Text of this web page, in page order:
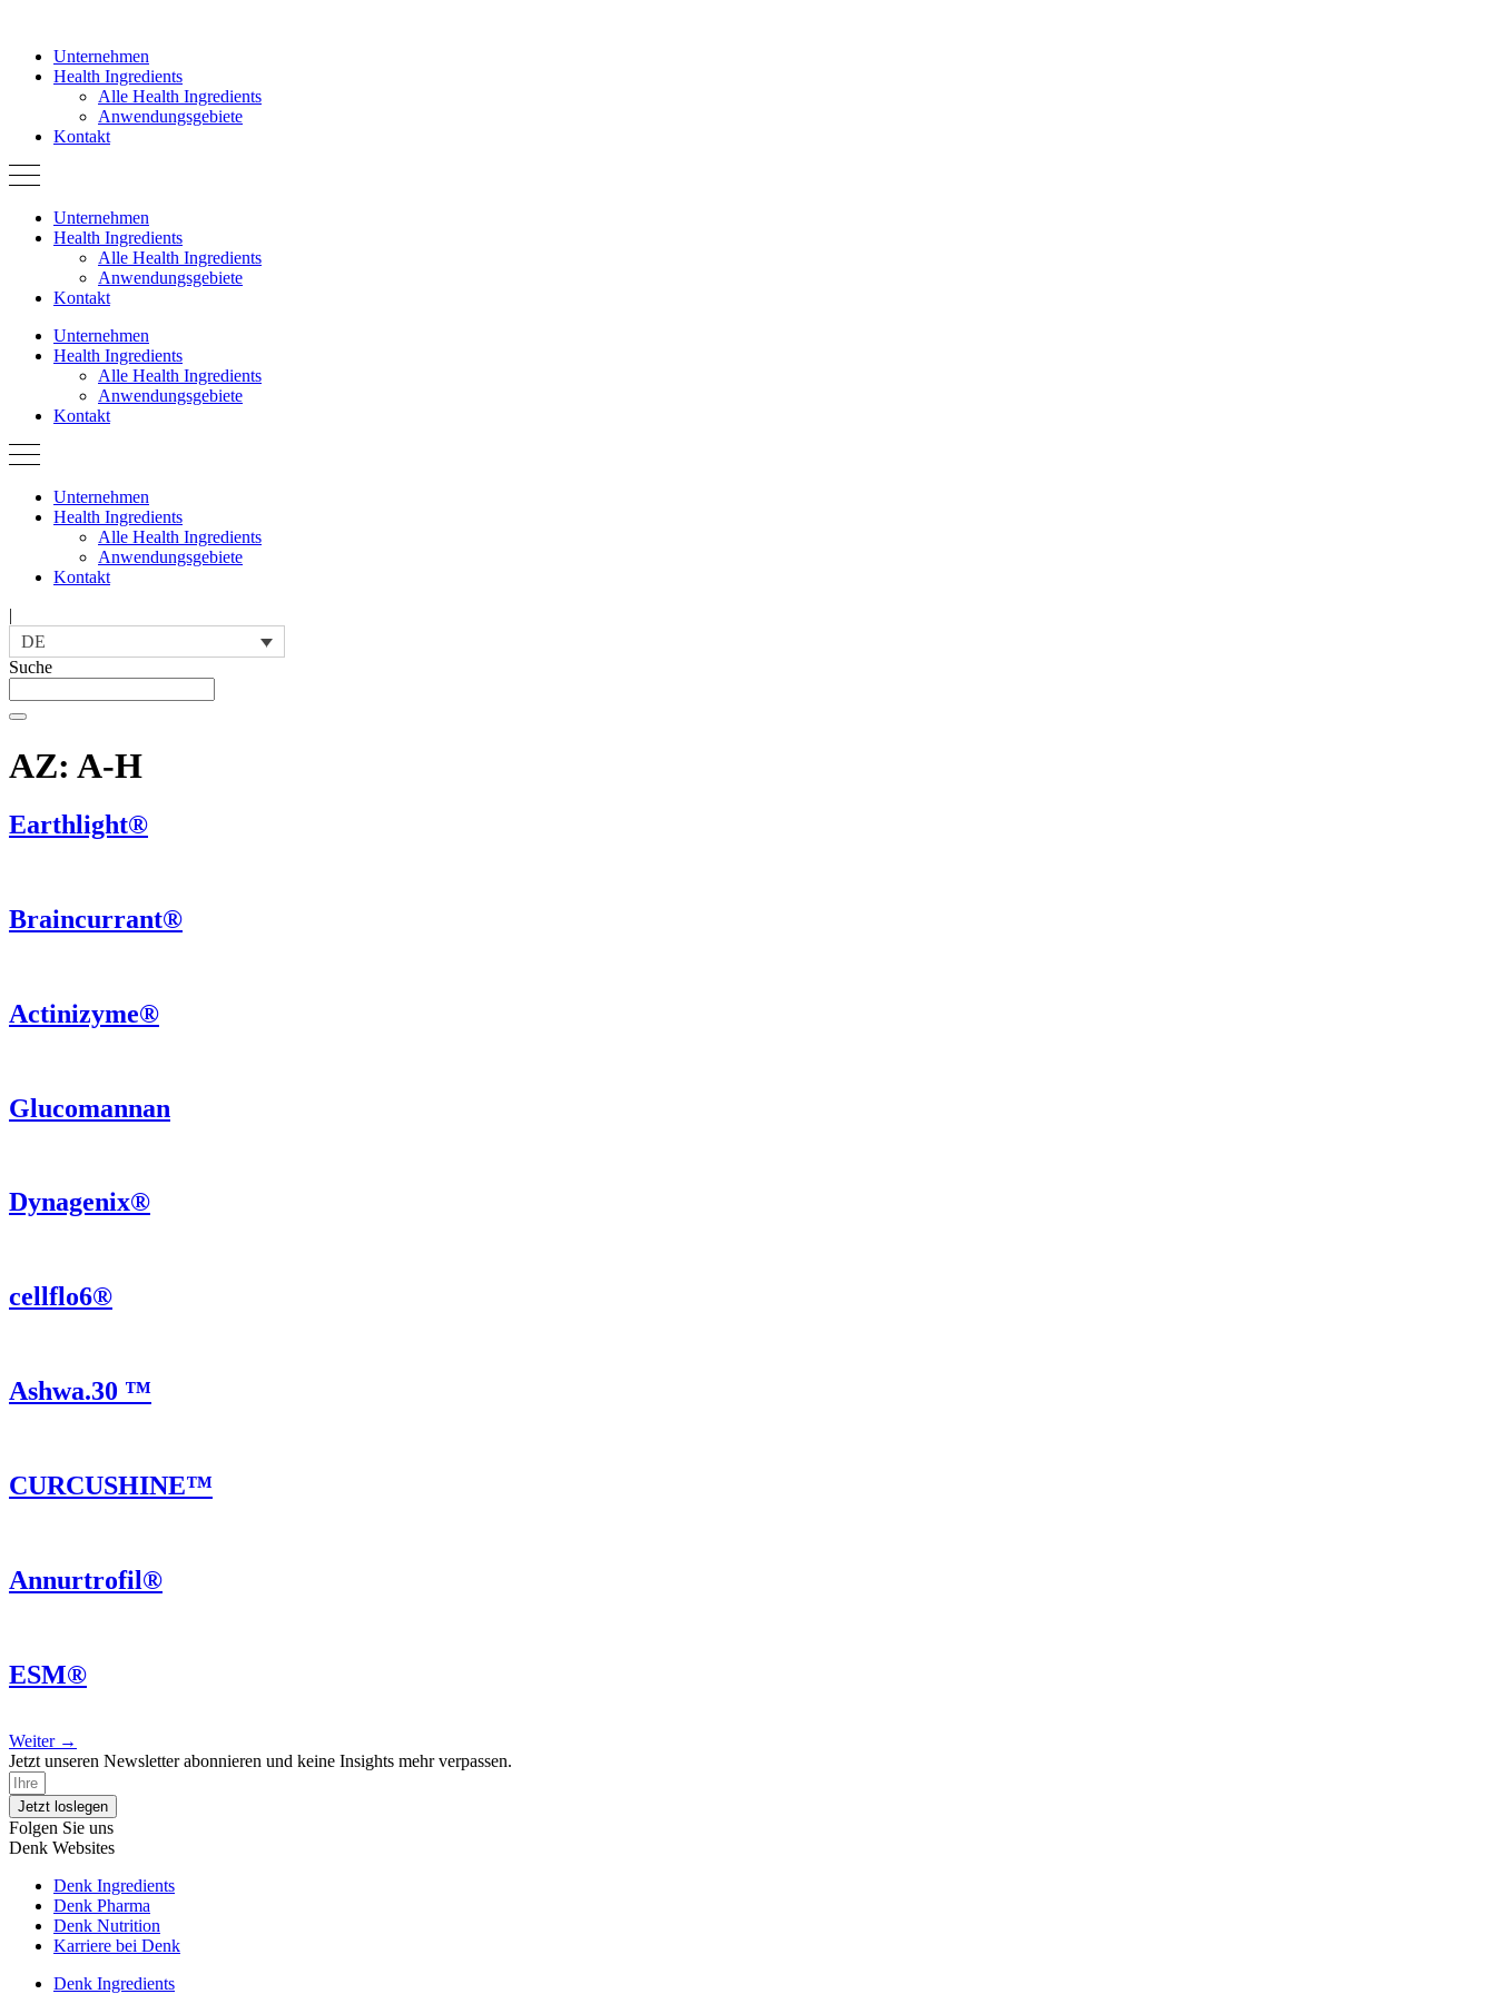
springenUnternehmen
Health Ingredients
Alle Health Ingredients
Anwendungsgebiete
Kontakt
Unternehmen
Health Ingredients
Alle Health Ingredients
Anwendungsgebiete
Kontakt
Unternehmen
Health Ingredients
Alle Health Ingredients
Anwendungsgebiete
Kontakt
Unternehmen
Health Ingredients
Alle Health Ingredients
Anwendungsgebiete
Kontakt
|
DE
Suche
AZ: A-H
Earthlight®
Braincurrant®
Actinizyme®
Glucomannan
Dynagenix®
cellflo6®
Ashwa.30 ™
CURCUSHINE™
Annurtrofil®
ESM®
Weiter →
Jetzt unseren Newsletter abonnieren und keine Insights mehr verpassen.
Jetzt loslegen
Folgen Sie uns
Denk Websites
Denk Ingredients
Denk Pharma
Denk Nutrition
Karriere bei Denk
Denk Ingredients